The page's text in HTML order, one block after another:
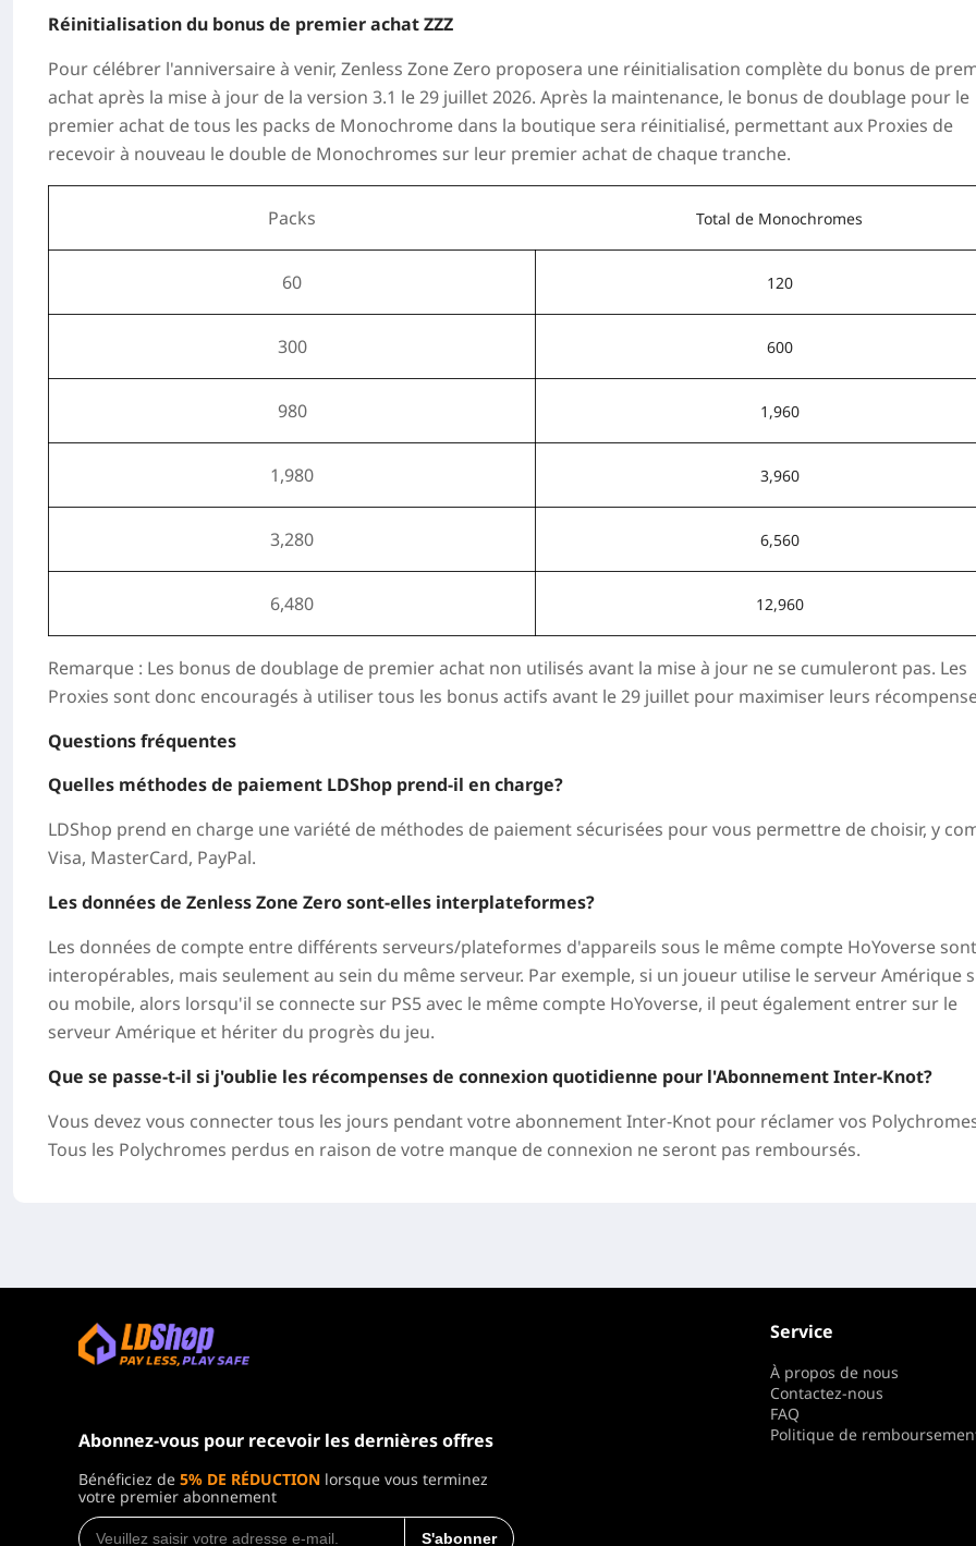
Réinitialisation du bonus de premier achat ZZZ
Pour célébrer l'anniversaire à venir, Zenless Zone Zero proposera une réinitialisation complète du bonus de
achataprès la mise à jour de la version 3.1 le29 juillet 2026. Après la maintenance, le bonus de doublage pour le
premier achat de tous les packs de Monochrome dans la boutique sera réinitialisé, permettant aux Proxies de
recevoir à nouveau le double de Monochromes sur leur premier achat de chaque tranche.
Packs Total de Monochromes
60 120
300 600
980 1,960
1,980 3,960
3,280 6,560
6,480 12,960
Remarque : Les bonus de doublage de premier achat non utilisés avant la mise à jour ne se cumuleront pas. Les
Proxies sont donc encouragés à utiliser tous les bonus actifs avant le 29 juillet pour maximiser leurs
Questions fréquentes
Quelles méthodes de paiement LDShop prend-il en charge?
LDShop prend en charge une variété de méthodes de paiement sécurisées pour vous permettre de choisir, y
Visa, MasterCard, PayPal.
Les données de Zenless Zone Zero sont-elles interplateformes?
Les données de compte entre différents serveurs/plateformes d'appareils sous le même compte HoYoverse sont
interopérables, mais seulement au sein du même serveur. Par exemple, si un joueur utilise le serveur Amérique
ou mobile, alors lorsqu'il se connecte sur PS5 avec le même compte HoYoverse, il peut également entrer sur le
serveur Amérique et hériter du progrès du jeu.
Que se passe-t-il si j'oublie les récompenses de connexion quotidienne pour l'Abonnement Inter-Knot?
Vous devez vous connecter tous les jours pendant votre abonnement Inter-Knot pour réclamer vos
Tous les Polychromes perdus en raison de votre manque de connexion ne seront pas remboursés.
Abonnez-vous pour recevoir les dernières offres
Bénéficiez de 5% DE RÉDUCTION lorsque vous terminez
votre premier abonnement
S'abonner
Service
À propos de nous
Contactez-nous
FAQ
Politique de